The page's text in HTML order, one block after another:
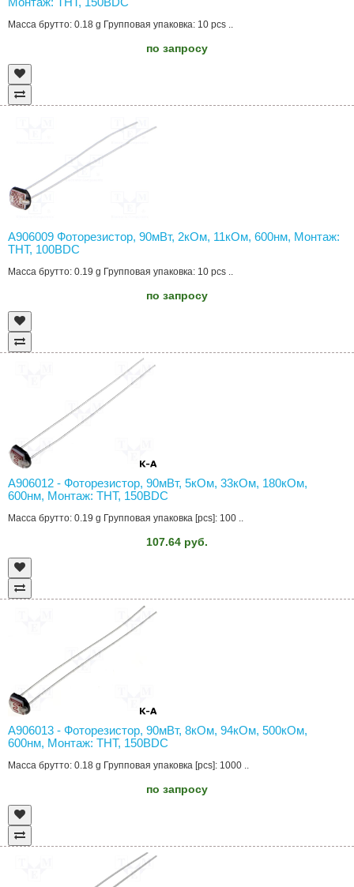
Масса брутто: 0.18 g Групповая упаковка: 10 pcs ..
по запросу
A906009 Фоторезистор, 90мВт, 2кОм, 11кОм, 600нм, Монтаж:
THT, 100ВDC
Масса брутто: 0.19 g Групповая упаковка: 10 pcs ..
по запросу
A906012 - Фоторезистор, 90мВт, 5кОм, 33кОм, 180кОм,
600нм, Монтаж: THT, 150ВDC
Масса брутто: 0.19 g Групповая упаковка [pcs]: 100 ..
107.64 руб.
A906013 - Фоторезистор, 90мВт, 8кОм, 94кОм, 500кОм,
600нм, Монтаж: THT, 150ВDC
Масса брутто: 0.18 g Групповая упаковка [pcs]: 1000 ..
по запросу